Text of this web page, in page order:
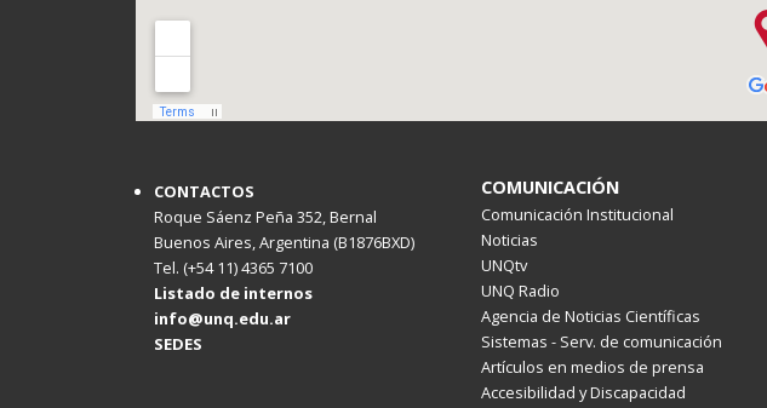
CONTACTOS
Roque Sáenz Peña 352, Bernal
Buenos Aires, Argentina (B1876BXD)
Tel. (+54 11) 4365 7100
Listado de internos
info@unq.edu.ar
SEDES
COMUNICACIÓN
Comunicación Institucional
Noticias
UNQtv
UNQ Radio
Agencia de Noticias Científicas
Sistemas - Serv. de comunicación
Artículos en medios de prensa
Accesibilidad y Discapacidad